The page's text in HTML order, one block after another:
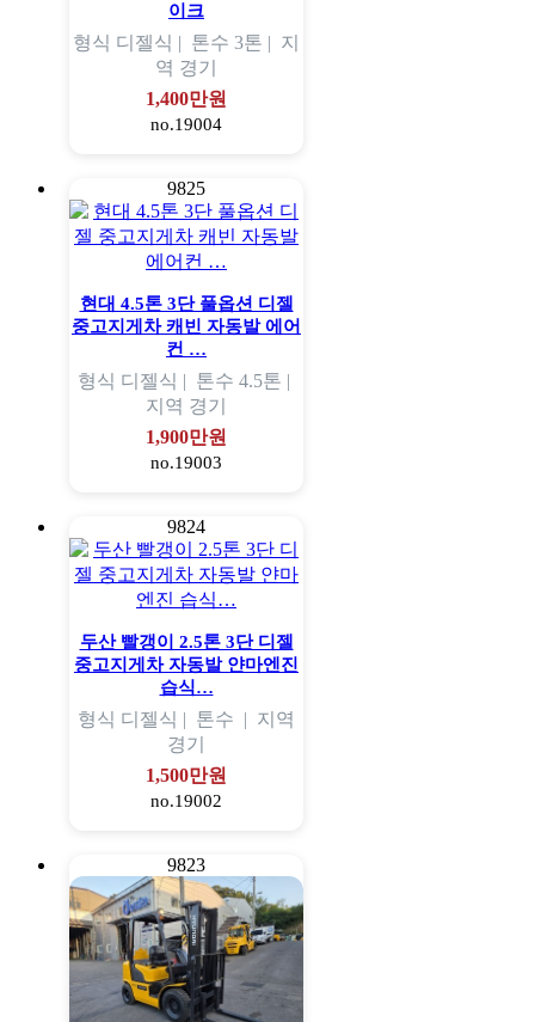
이크
형식 디젤식 | 톤수 3톤 | 지
역 경기
1,400만원
no.19004
9825
현대 4.5톤 3단 풀옵션 디젤
중고지게차 캐빈 자동발 에어
컨 …
형식 디젤식 | 톤수 4.5톤 |
지역 경기
1,900만원
no.19003
9824
두산 빨갱이 2.5톤 3단 디젤
중고지게차 자동발 얀마엔진
습식…
형식 디젤식 | 톤수 | 지역
경기
1,500만원
no.19002
9823